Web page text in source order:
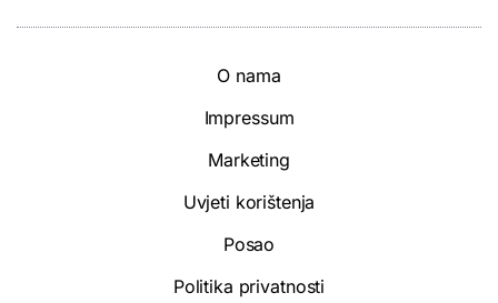
O nama
Impressum
Marketing
Uvjeti korištenja
Posao
Politika privatnosti